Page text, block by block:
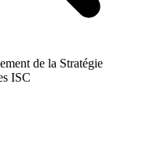
de la Stratégie
ISC